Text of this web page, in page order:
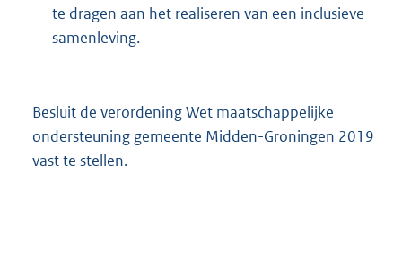
te dragen aan het realiseren van een inclusieve
samenleving.
Besluit de verordening Wet maatschappelijke
ondersteuning gemeente Midden-Groningen 2019
vast te stellen.